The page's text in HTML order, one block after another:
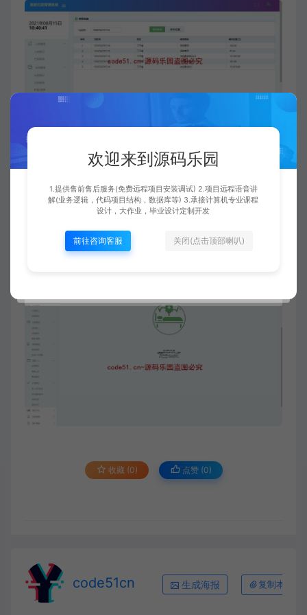
收藏 (0) 点赞 (0)
code51cn 生成海报 复制本文链
欢迎来到源码乐园
1.提供售前售后服务(免费远程项目安装调试) 2.项目远程语音讲
解(业务逻辑，代码项目结构，数据库等) 3.承接计算机专业课程
设计，大作业，毕业设计定制开发
前往咨询客服 关闭(点击顶部喇叭)